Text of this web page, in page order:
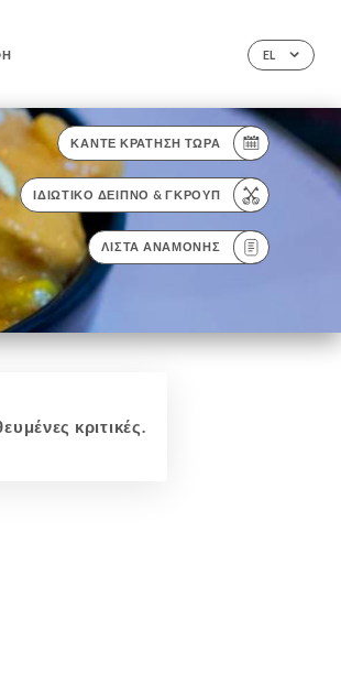
EL
ΚΆΝΤΕ ΚΡΆΤΗΣΗ ΤΏΡΑ
ΙΔΙΩΤΙΚΌ ΔΕΊΠΝΟ & ΓΚΡΟΥΠ
ΛΊΣΤΑ ΑΝΑΜΟΝΉΣ
κριτικές.